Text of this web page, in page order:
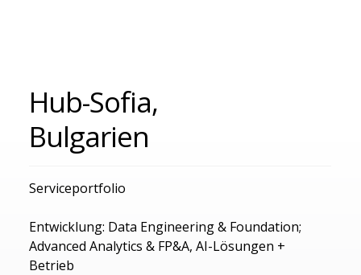
Hub-Sofia,
Bulgarien
Serviceportfolio
Entwicklung: Data Engineering & Foundation;
Advanced Analytics & FP&A, AI-Lösungen +
Betrieb